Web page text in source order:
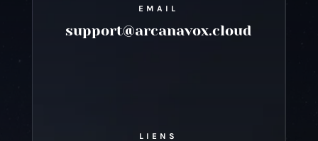
EMAIL
support@arcanavox.cloud
LIENS